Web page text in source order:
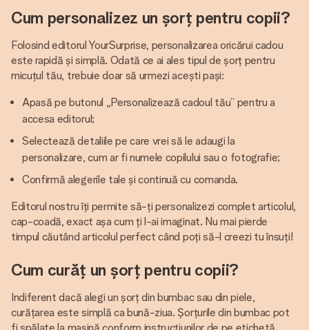
Cum personalizez un șorț pentru copii?
Folosind editorul YourSurprise, personalizarea oricărui cadou
este rapidă și simplă. Odată ce ai ales tipul de șorț pentru
micuțul tău, trebuie doar să urmezi acești pași:
Apasă pe butonul „Personalizează cadoul tău” pentru a
accesa editorul;
Selectează detaliile pe care vrei să le adaugi la
personalizare, cum ar fi numele copilului sau o fotografie;
Confirmă alegerile tale și continuă cu comanda.
Editorul nostru îți permite să-ți personalizezi complet articolul,
cap-coadă, exact așa cum ți l-ai imaginat. Nu mai pierde
timpul căutând articolul perfect când poți să-l creezi tu însuți!
Cum curăț un șorț pentru copii?
Indiferent dacă alegi un șorț din bumbac sau din piele,
curățarea este simplă ca bună-ziua. Șorțurile din bumbac pot